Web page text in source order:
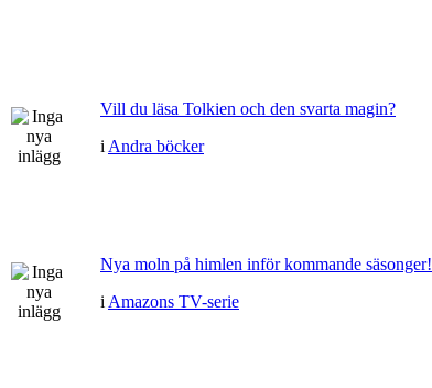
Vill du läsa Tolkien och den svarta magin?
i Andra böcker
Nya moln på himlen inför kommande säsonger!
i Amazons TV-serie